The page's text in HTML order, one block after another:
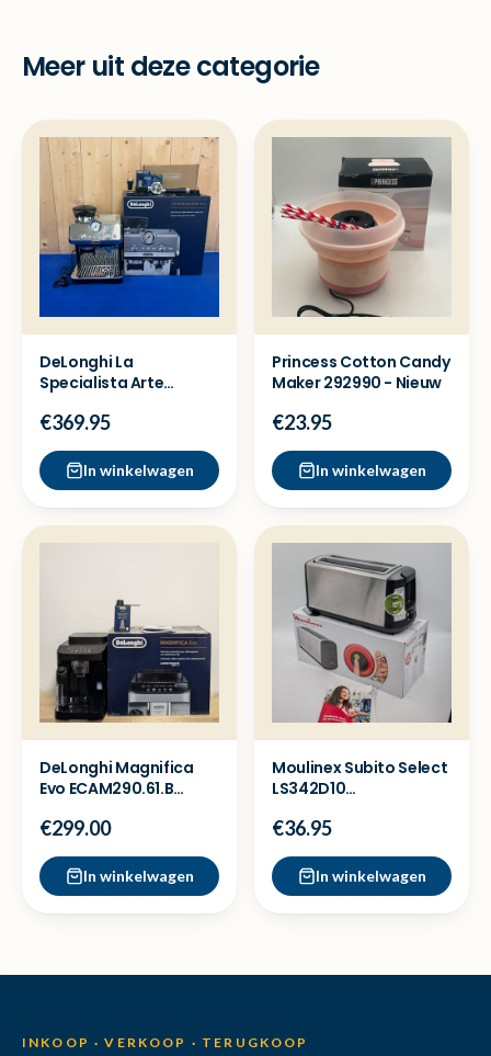
Meer uit deze categorie
DeLonghi La
Specialista Arte
koffiemachine -Nieuw
€369.95
In winkelwagen
Princess Cotton Candy
Maker 292990 - Nieuw
€23.95
In winkelwagen
DeLonghi Magnifica
Evo ECAM290.61.B
Showmodel
€299.00
In winkelwagen
Moulinex Subito Select
LS342D10
Demo
€36.95
In winkelwagen
INKOOP · VERKOOP · TERUGKOOP